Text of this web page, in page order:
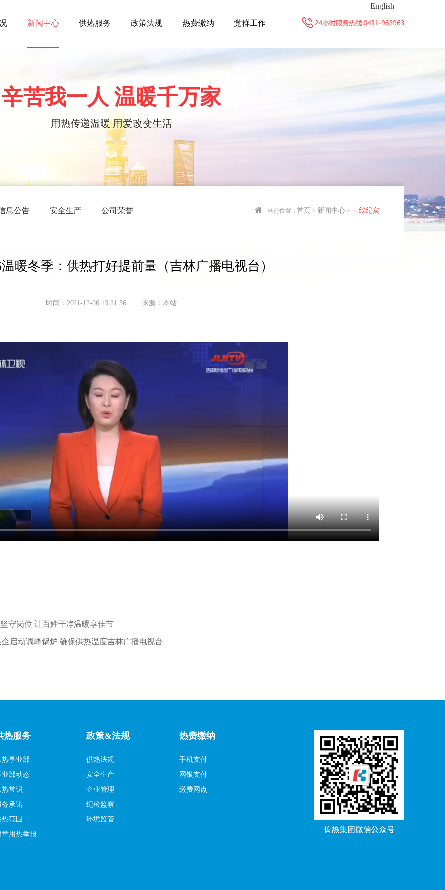
新闻中心 供热服务 政策法规 热费缴纳 党群工作
English
辛苦我一人 温暖千万家
用热传递温暖 用爱改变生活
息公告 安全生产 公司荣誉 当前位置： 首页 > 新闻中心 > 一线纪实
温暖冬季：供热打好提前量（吉林广播电视台）
时间：2021-12-06 13:31:56 来源：本站
守岗位 让百姓干净温暖享佳节
启动调峰锅炉 确保供热温度吉林广播电视台
热服务
热事业部
业部动态
热常识
务承诺
热范围
章用热举报
政策&法规
供热法规
安全生产
企业管理
纪检监察
环境监管
热费缴纳
手机支付
网银支付
缴费网点